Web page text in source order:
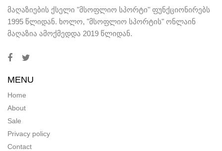
მაღაზიების ქსელი "მსოფლიო სპორტი" ფუნქციონირებს
1995 წლიდან. ხოლო, "მსოფლიო სპორტის" ონლაინ
მაღაზია ამოქმედდა 2019 წლიდან.
MENU
Home
About
Sale
Privacy policy
Contact